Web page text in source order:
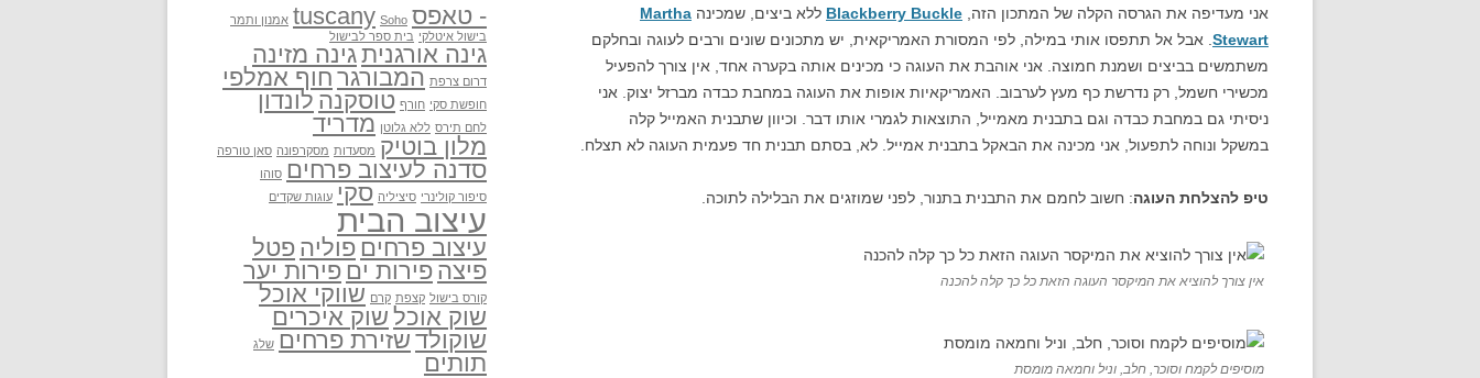
אני מעדיפה את הגרסה הקלה של המתכון הזה, Blackberry Buckle ללא ביצים, שמכינה Martha
Stewart . אבל אל תתפסו אותי במילה, לפי המסורת האמריקאית, יש מתכונים שונים ורבים לעוגה ובחלקם
משתמשים בביצים ושמנת חמוצה. אני אוהבת את העוגה כי מכינים אותה בקערה אחד, אין צורך להפעיל
מכשירי חשמל, רק נדרשת כף מעץ לערבוב. האמריקאיות אופות את העוגה במחבת כבדה מברזל יצוק. אני
ניסיתי גם במחבת כבדה וגם בתבנית מאמייל, התוצאות לגמרי אותו דבר. וכיוון שתבנית האמייל קלה
במשקל ונוחה לתפעול, אני מכינה את הבאקל בתבנית אמייל. לא, בסתם תבנית חד פעמית העוגה לא תצלח.
טיפ להצלחת העוגה: חשוב לחמם את התבנית בתנור, לפני שמוזגים את הבלילה לתוכה.
אין צורך להוציא את המיקסר העוגה הזאת כל כך קלה להכנה
מוסיפים לקמח וסוכר, חלב, וניל וחמאה מומסת
- טאפס Soho
tuscany אמנון ותמר
בישול איטלקי בית ספר לבישול
גינה אורגניתגינה מזינה
דרום צרפת המבורגר חוף אמלפי
חופשת סקי חורף טוסקנה לונדון
לחם תירס ללא גלוטן מדריד
מלון בוטיק מסעדות מסקרפונה סאן טורפה
סדנה לעיצוב פרחים סוהו
סיפור קולינרי סיציליה סקי עוגות שקדים
עיצוב הבית
עיצוב פרחים פוליה פטל
פיצה פירות ים פירות יער
קורס בישול קצפת קרם שווקי אוכל
שוק אוכל שוק איכרים
שוקולד שזירת פרחים שלג
תותים